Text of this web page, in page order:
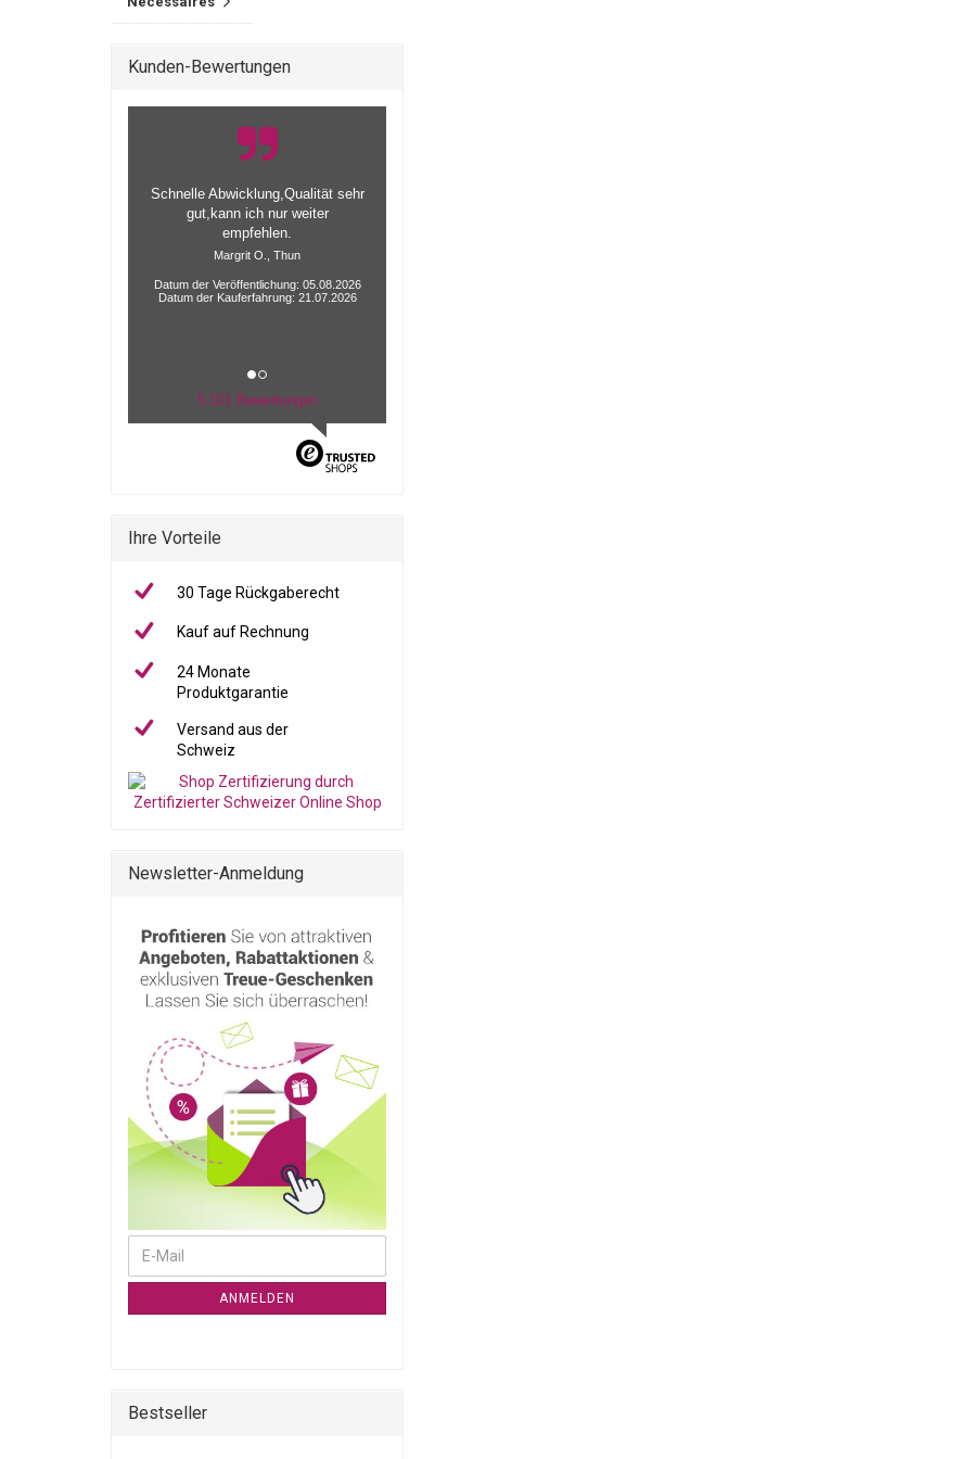
Kunden-Bewertungen
alles gut funktioniert mit der
alieferung
Datum der Kauferfahrung: 20.07.2026
5.101 Bewertungen
Ihre Vorteile
30 Tage Rückgaberecht
Kauf auf Rechnung
24 Monate
Produktgarantie
Versand aus der
Schweiz
Newsletter-Anmeldung
ANMELDEN
Bestseller